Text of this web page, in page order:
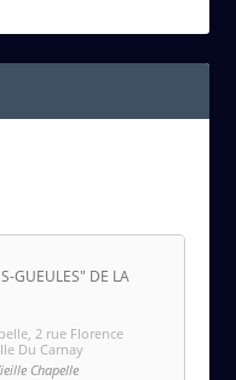
GUEULES" DE LA
, 2 rue Florence
Du Carnay
Chapelle